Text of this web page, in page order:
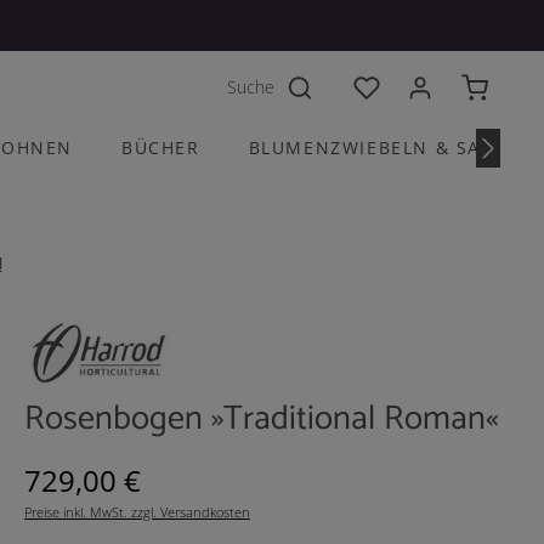
Du hast 0 Produkte
BÜCHER BLUMENZWIEBELN &
Rosenbogen »Traditional Roman«
Regulärer Preis:
729,00 €
Preise inkl. MwSt. zzgl. Versandkosten